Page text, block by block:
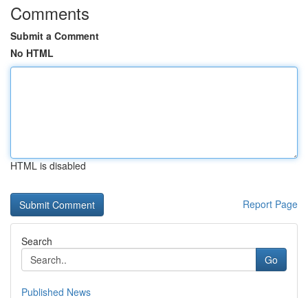
Comments
Submit a Comment
No HTML
HTML is disabled
Report Page
Search
Go
Published News